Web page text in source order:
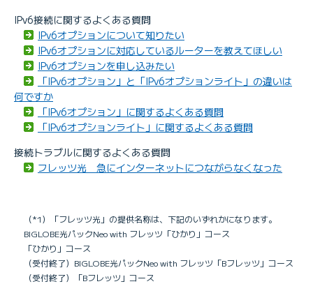
IPv6接続に関するよくある質問
IPv6オプションについて知りたい
IPv6オプションに対応しているルーターを教えてほしい
IPv6オプションを申し込みたい
「IPv6オプション」と「IPv6オプションライト」の違いは
何ですか
「IPv6オプション」に関するよくある質問
「IPv6オプションライト」に関するよくある質問
接続トラブルに関するよくある質問
フレッツ光 急にインターネットにつながらなくなった
（*1）「フレッツ光」の提供名称は、下記のいずれかになります。
BIGLOBE光パックNeo with フレッツ「ひかり」コース
「ひかり」コース
（受付終了）BIGLOBE光パックNeo with フレッツ「Bフレッツ」コース
（受付終了）「Bフレッツ」コース